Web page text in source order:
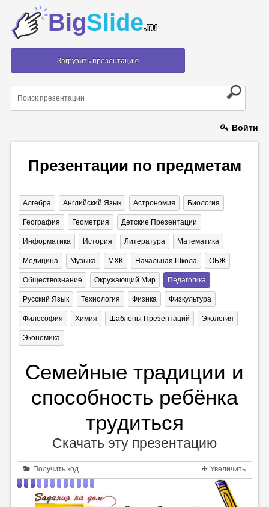
BigSlide.ru
Загрузить презентацию
Войти
Презентации по предметам
Алгебра Английский Язык Астрономия Биология
География Геометрия Детские Презентации
Информатика История Литература Математика
Медицина Музыка МХК Начальная Школа ОБЖ
Обществознание Окружающий Мир Педагогика
Русский Язык Технология Физика Физкультура
Философия Химия Шаблоны Презентаций Экология
Экономика
Семейные традиции и
способность ребёнка
трудиться
Скачать эту презентацию
Получить код Увеличить